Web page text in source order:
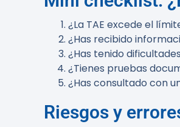
¿La TAE excede el
¿Has recibido
¿Has tenido
¿Tienes pruebas
¿Has consultado con
Riesgos y